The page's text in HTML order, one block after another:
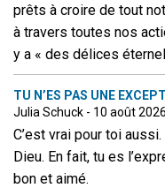
prêts à croire de tout
à travers toutes nos
y a « des délices
TU N’ES PAS UNE
Julia Schuck - 10 août 2026
C’est vrai pour toi
Dieu. En fait, tu es
bon et aimé.